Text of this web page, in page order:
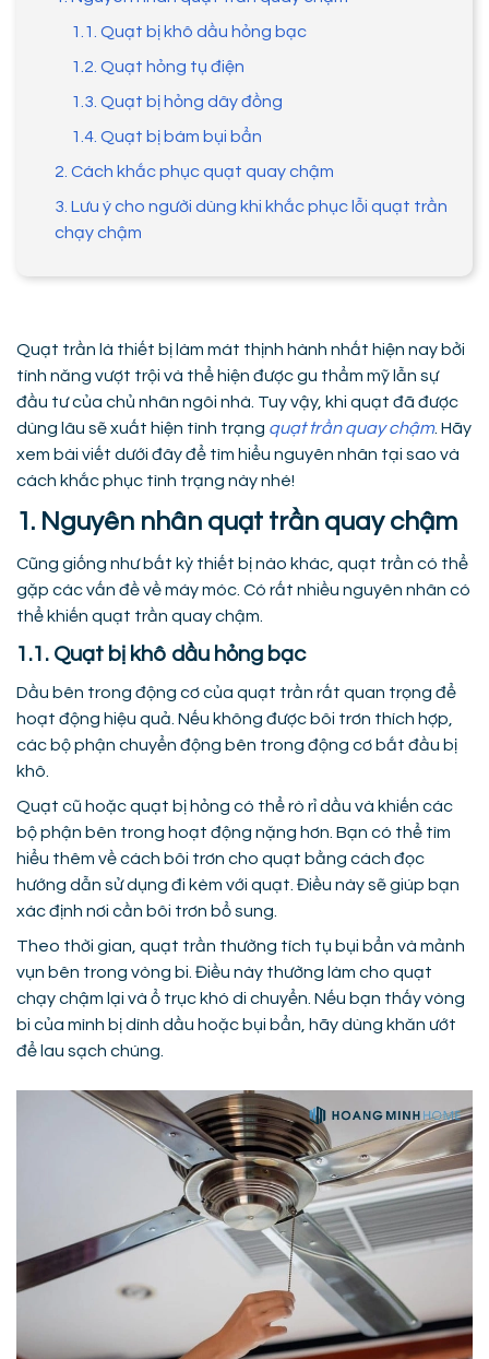
1.1. Quạt bị khô dầu hỏng bạc
1.2. Quạt hỏng tụ điện
1.3. Quạt bị hỏng dây đồng
1.4. Quạt bị bám bụi bẩn
2. Cách khắc phục quạt quay chậm
3. Lưu ý cho người dùng khi khắc phục lỗi quạt trần
chạy chậm
Quạt trần là thiết bị làm mát thịnh hành nhất hiện nay bởi
tính năng vượt trội và thể hiện được gu thẩm mỹ lẫn sự
đầu tư của chủ nhân ngôi nhà. Tuy vậy, khi quạt đã được
dùng lâu sẽ xuất hiện tình trạng quạt trần quay chậm. Hãy
xem bài viết dưới đây để tìm hiểu nguyên nhân tại sao và
cách khắc phục tình trạng này nhé!
1. Nguyên nhân quạt trần quay chậm
Cũng giống như bất kỳ thiết bị nào khác, quạt trần có thể
gặp các vấn đề về máy móc. Có rất nhiều nguyên nhân có
thể khiến quạt trần quay chậm.
1.1. Quạt bị khô dầu hỏng bạc
Dầu bên trong động cơ của quạt trần rất quan trọng để
hoạt động hiệu quả. Nếu không được bôi trơn thích hợp,
các bộ phận chuyển động bên trong động cơ bắt đầu bị
khô.
Quạt cũ hoặc quạt bị hỏng có thể rò rỉ dầu và khiến các
bộ phận bên trong hoạt động nặng hơn. Bạn có thể tìm
hiểu thêm về cách bôi trơn cho quạt bằng cách đọc
hướng dẫn sử dụng đi kèm với quạt. Điều này sẽ giúp bạn
xác định nơi cần bôi trơn bổ sung.
Theo thời gian, quạt trần thường tích tụ bụi bẩn và mảnh
vụn bên trong vòng bi. Điều này thường làm cho quạt
chạy chậm lại và ổ trục khó di chuyển. Nếu bạn thấy vòng
bi của mình bị dính dầu hoặc bụi bẩn, hãy dùng khăn ướt
để lau sạch chúng.